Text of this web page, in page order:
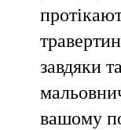
завдяки
вашому